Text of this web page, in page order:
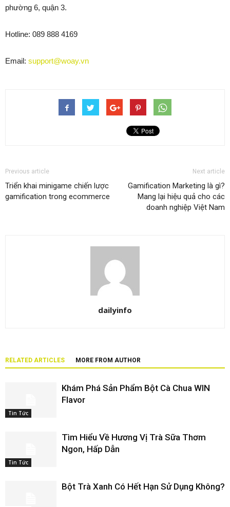
phường 6, quận 3.
Hotline: 089 888 4169
Email: support@woay.vn
Previous article
Triển khai minigame chiến lược
gamification trong ecommerce
Next article
Gamification Marketing là gì?
Mang lại hiệu quả cho các
doanh nghiệp Việt Nam
dailyinfo
RELATED ARTICLES MORE FROM AUTHOR
Tin Tức
Khám Phá Sản Phẩm Bột Cà Chua WIN
Flavor
Tin Tức
Tìm Hiểu Về Hương Vị Trà Sữa Thơm
Ngon, Hấp Dẫn
Bột Trà Xanh Có Hết Hạn Sử Dụng Không?